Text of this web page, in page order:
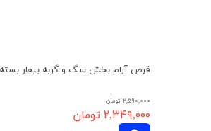
۲,۵۹۰,۰۰۰ تومان
۲,۳۴۹,۰۰۰ تومان